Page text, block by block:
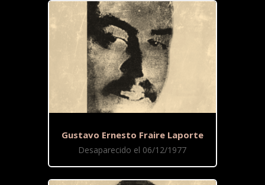
Gustavo Ernesto Fraire Laporte
Desaparecido el 06/12/1977